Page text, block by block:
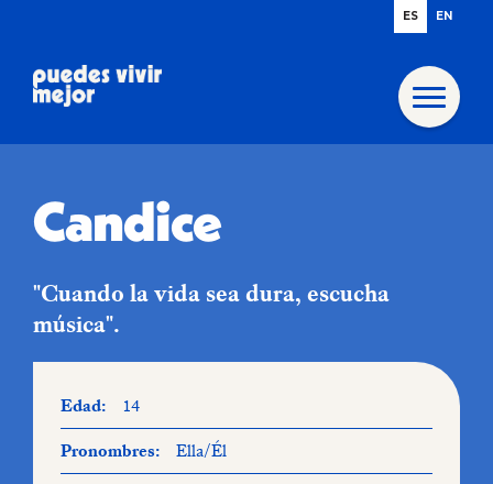
Candice
"Cuando la vida sea dura, escucha
música".
Edad: 14
Pronombres: Ella/él
ES EN